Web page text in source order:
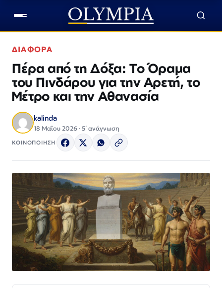
ΔΙΑΦΟΡΑ
Πέρα από τη Δόξα: Το Όραμα
του Πινδάρου για την Αρετή, το
Μέτρο και την Αθανασία
kalinda
18 Μαΐου 2026 · 5΄ ανάγνωση
ΚΟΙΝΟΠΟΙΗΣΗ